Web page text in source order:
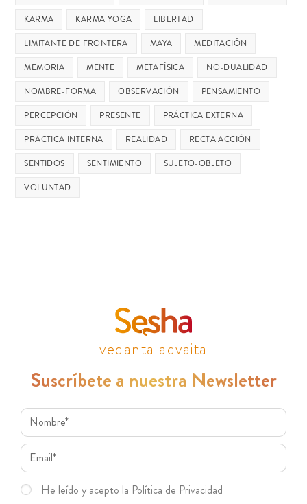
KARMA
KARMA YOGA
LIBERTAD
LIMITANTE DE FRONTERA
MAYA
MEDITACIÓN
MEMORIA
MENTE METAFÍSICA
NO-DUALIDAD
NOMBRE-FORMA
OBSERVACIÓN
PENSAMIENTO
PERCEPCIÓN
PRESENTE
PRÁCTICA EXTERNA
PRÁCTICA INTERNA
REALIDAD
RECTA ACCIÓN
SENTIDOS
SENTIMIENTO
SUJETO-OBJETO
VOLUNTAD
vedanta advaita
Suscríbete a nuestra Newsletter
He leído y acepto la Política de Privacidad